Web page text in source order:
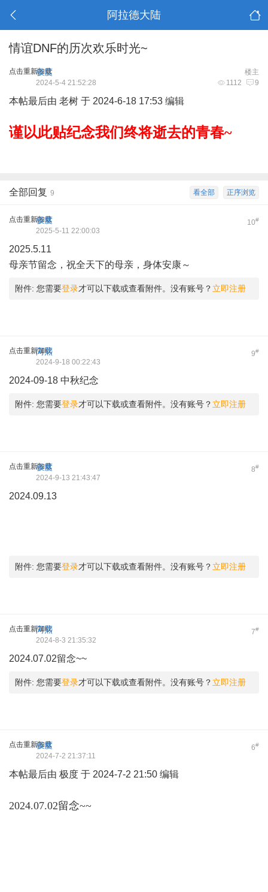
阿拉德大陆
情谊DNF的历次欢乐时光~
点击重新加载 楼主
极度
1112 9
2024-5-4 21:52:28
本帖最后由 老树 于 2024-6-18 17:53 编辑
谨以此贴纪念我们终将逝去的青春~
正序浏览
看全部
全部回复 9
点击重新加载 10#
极度
2025-5-11 22:00:03
2025.5.11
母亲节留念，祝全天下的母亲，身体安康～
附件: 您需要登录才可以下载或查看附件。没有账号？ 立即注册
点击重新加载 9#
阿熙
2024-9-18 00:22:43
2024-09-18 中秋纪念
附件: 您需要登录才可以下载或查看附件。没有账号？ 立即注册
点击重新加载 8#
极度
2024-9-13 21:43:47
2024.09.13
附件: 您需要登录才可以下载或查看附件。没有账号？ 立即注册
点击重新加载 7#
阿熙
2024-8-3 21:35:32
2024.07.02留念~~
附件: 您需要登录才可以下载或查看附件。没有账号？ 立即注册
点击重新加载 6#
极度
2024-7-2 21:37:11
本帖最后由 极度 于 2024-7-2 21:50 编辑
2024.07.02留念~~